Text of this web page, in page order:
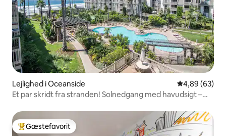
Lejlighed i Oceanside 4,89 ud af 5 i
4,89 (63)
Et par skridt fra stranden! Solnedgang med havudsigt –
Bedste gæstefavorit
Gæstefavorit